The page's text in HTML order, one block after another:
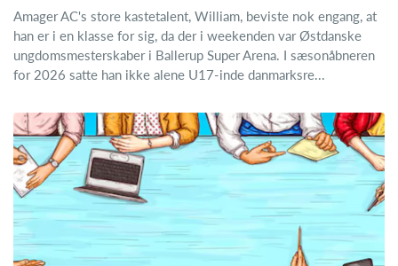
Amager AC's store kastetalent, William, beviste nok engang, at
han er i en klasse for sig, da der i weekenden var Østdanske
ungdomsmesterskaber i Ballerup Super Arena. I sæsonåbneren
for 2026 satte han ikke alene U17-inde danmarksre...